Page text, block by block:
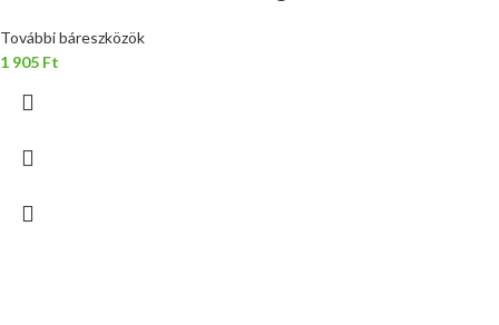
További báreszközök
1 905 Ft